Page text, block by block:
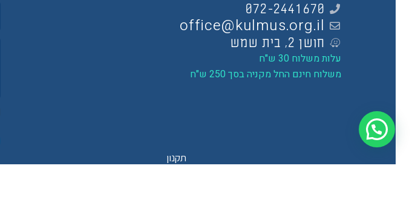
072-2441670
office@kulmus.org.il
חושן 2, בית שמש
עלות משלוח 30 ש"ח
משלוח חינם החל מקניה בסך 250 ש"ח
תקנון